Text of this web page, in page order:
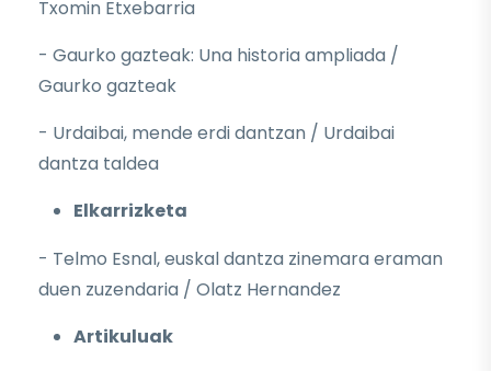
Txomin Etxebarria
- Gaurko gazteak: Una historia ampliada /
Gaurko gazteak
- Urdaibai, mende erdi dantzan / Urdaibai
dantza taldea
Elkarrizketa
- Telmo Esnal, euskal dantza zinemara eraman
duen zuzendaria / Olatz Hernandez
Artikuluak